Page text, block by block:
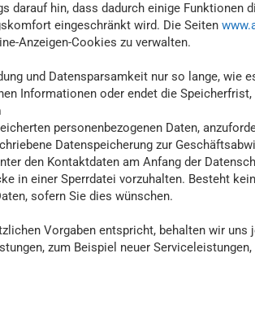
hin, dass dadurch einige Funktionen
eingeschränkt wird. Die Seiten
Anzeigen-Cookies zu verwalten.
und Datensparsamkeit nur so lange, wie
Informationen oder endet die
personenbezogenen Daten,
Datenspeicherung zur
den Kontaktdaten am Anfang der
in einer Sperrdatei vorzuhalten. Besteht
sofern Sie dies wünschen.
Vorgaben entspricht, behalten wir uns
zum Beispiel neuer